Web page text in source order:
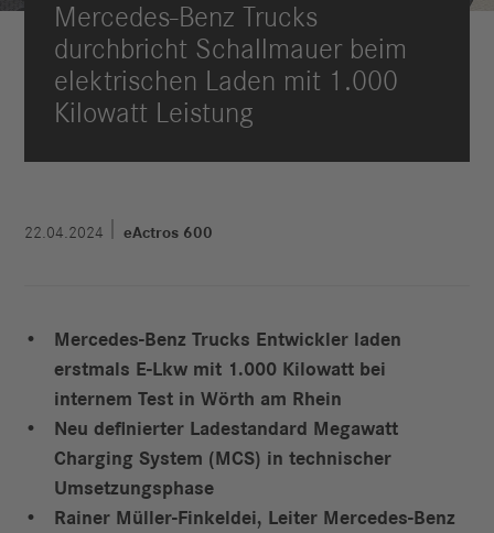
Mercedes-Benz Trucks
durchbricht Schallmauer beim
elektrischen Laden mit 1.000
Kilowatt Leistung
22.04.2024 eActros 600
Mercedes-Benz Trucks Entwickler laden
erstmals E-Lkw mit 1.000 Kilowatt bei
internem Test in Wörth am Rhein
Neu definierter Ladestandard Megawatt
Charging System (MCS) in technischer
Umsetzungsphase
Rainer Müller-Finkeldei, Leiter Mercedes-Benz